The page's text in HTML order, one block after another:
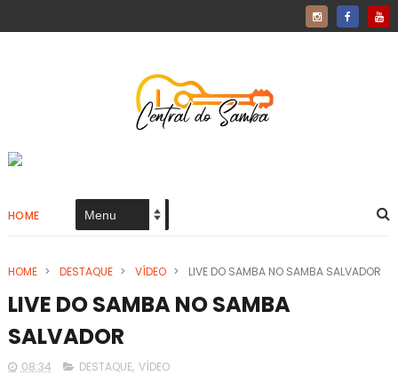
HOME
HOME > DESTAQUE > VÍDEO > LIVE DO SAMBA NO SAMBA SALVADOR
LIVE DO SAMBA NO SAMBA
SALVADOR
08:34 DESTAQUE, VÍDEO